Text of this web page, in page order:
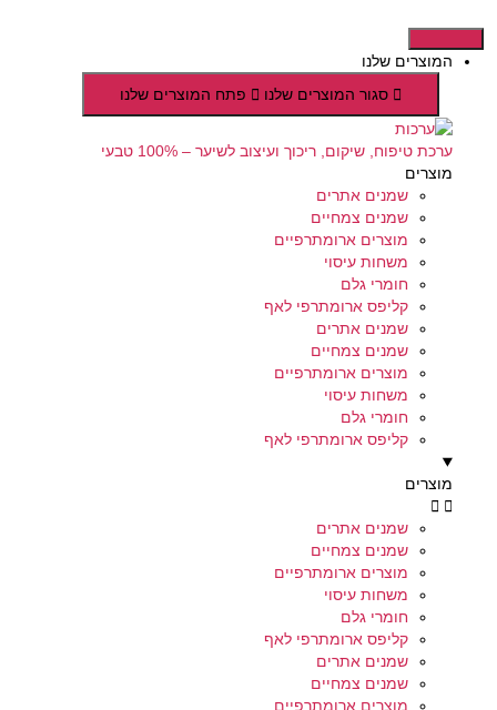
לתוכן
המוצרים שלנו
סגור המוצרים שלנו
פתח המוצרים שלנו
ערכת טיפוח, שיקום, ריכוך ועיצוב לשיער – 100% טבעי
מוצרים
שמנים אתרים
שמנים צמחיים
מוצרים ארומתרפיים
משחות עיסוי
חומרי גלם
קליפס ארומתרפי לאף
שמנים אתרים
שמנים צמחיים
מוצרים ארומתרפיים
משחות עיסוי
חומרי גלם
קליפס ארומתרפי לאף
מוצרים
שמנים אתרים
שמנים צמחיים
מוצרים ארומתרפיים
משחות עיסוי
חומרי גלם
קליפס ארומתרפי לאף
שמנים אתרים
שמנים צמחיים
מוצרים ארומתרפיים